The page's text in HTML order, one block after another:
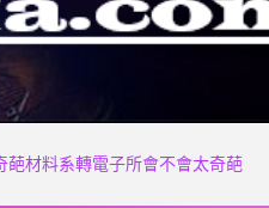
材料系轉電子所會不會太奇葩